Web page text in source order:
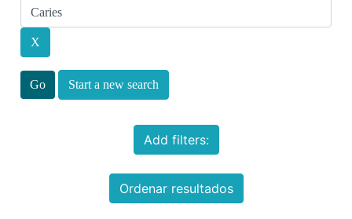
Start a new search
Add filters:
Ordenar resultados